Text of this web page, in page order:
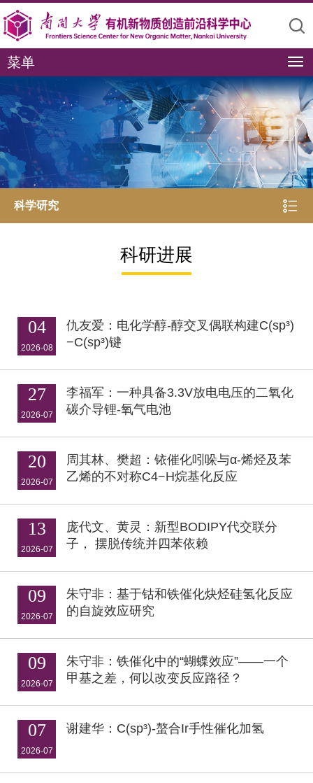
菜单
科学研究
科研进展
04
2026-08
仇友爱：电化学醇-醇交叉偶联构建C(sp³)
−C(sp³)键
27
2026-07
李福军：一种具备3.3V放电电压的二氧化
碳介导锂-氧气电池
20
2026-07
周其林、樊超：铱催化吲哚与α-烯烃及苯
乙烯的不对称C4−H烷基化反应
13
2026-07
庞代文、黄灵：新型BODIPY代交联分
子， 摆脱传统并四苯依赖
09
2026-07
朱守非：基于钴和铁催化炔烃硅氢化反应
的自旋效应研究
09
2026-07
朱守非：铁催化中的“蝴蝶效应”——一个
甲基之差，何以改变反应路径？
07
2026-07
谢建华：C(sp³)-螯合Ir手性催化加氢